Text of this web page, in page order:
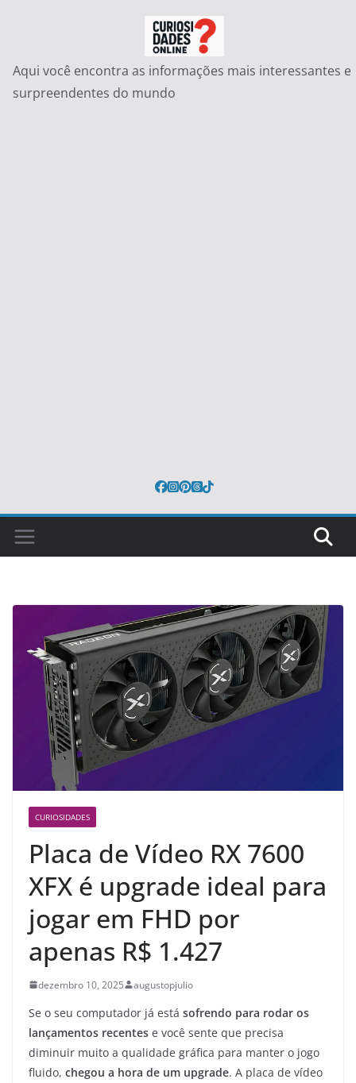
conteúdo
Aqui você encontra as informações mais interessantes e
surpreendentes do mundo
CURIOSIDADES
Placa de Vídeo RX 7600
XFX é upgrade ideal para
jogar em FHD por
apenas R$ 1.427
dezembro 10, 2025 augustopjulio
Se o seu computador já está sofrendo para rodar os
lançamentos recentes e você sente que precisa
diminuir muito a qualidade gráfica para manter o jogo
fluido, chegou a hora de um upgrade. A placa de vídeo